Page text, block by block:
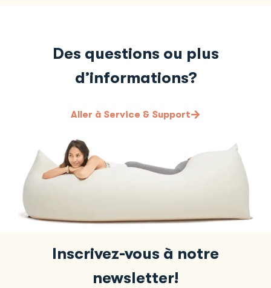
Des questions ou plus
d’informations?
Aller à Service & Support
Inscrivez-vous à notre
newsletter!